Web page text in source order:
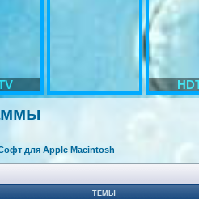
для Apple Macintosh
ТЕМЫ